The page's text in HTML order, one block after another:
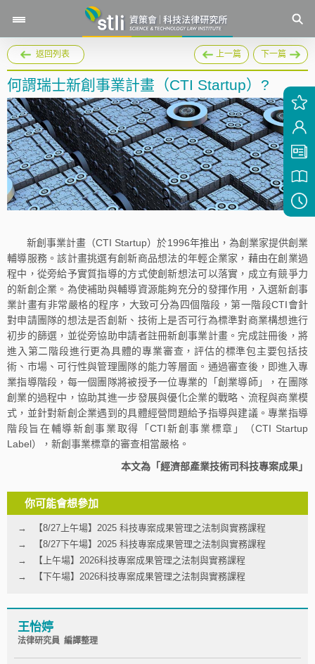
返回列表 上一篇 下一篇
何謂瑞士新創事業計畫（CTI Startup）?
新創事業計畫（CTI Startup）於1996年推出，為創業家提供創業
輔導服務。該計畫挑選有創新商品想法的年輕企業家，藉由在創業過
程中，從旁給予實質指導的方式使創新想法可以落實，成立有競爭力
的新創企業。為使補助與輔導資源能夠充分的發揮作用，入選新創事
業計畫有非常嚴格的程序，大致可分為四個階段，第一階段CTI會針
對申請團隊的想法是否創新、技術上是否可行為標準對商業構想進行
初步的篩選，並從旁協助申請者註冊新創事業計畫。完成註冊後，將
進入第二階段進行更為具體的專業審查，評估的標準包主要包括技
術、市場、可行性與管理團隊的能力等層面。通過審查後，即進入專
業指導階段，每一個團隊將被授予一位專業的「創業導師」，在團隊
創業的過程中，協助其進一步發展與優化企業的戰略、流程與商業模
式，並針對新創企業遇到的具體經營問題給予指導與建議。專業指導
階段旨在輔導新創事業取得「CTI新創事業標章」（CTI Startup
Label），新創事業標章的審查相當嚴格。
本文為「經濟部產業技術司科技專案成果」
你可能會想參加
【8/27上午場】2025 科技專案成果管理之法制與實務課程
【8/27下午場】2025 科技專案成果管理之法制與實務課程
【上午場】2026科技專案成果管理之法制與實務課程
【下午場】2026科技專案成果管理之法制與實務課程
王怡婷
法律研究員 編譯整理